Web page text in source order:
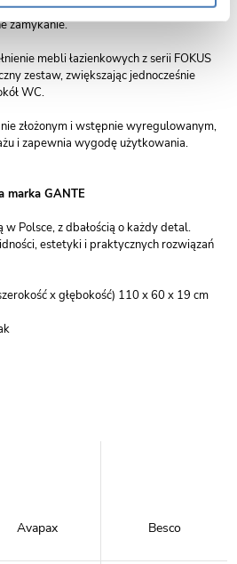
z systemem cichego domykania
zamykanie.
mebli łazienkowych z serii FOKUS
zestaw, zwiększając jednocześnie
WC.
złożonym i wstępnie wyregulowanym,
i zapewnia wygodę użytkowania.
marka GANTE
Polsce, z dbałością o każdy detal.
estetyki i praktycznych rozwiązań
x głębokość) 110 x 60 x 19 cm
Avapax Besco